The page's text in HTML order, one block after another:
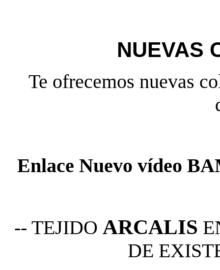
NUEVAS
Te ofrecemos nuevas
Enlace Nuevo vídeo
-- TEJIDO ARCALIS
DE